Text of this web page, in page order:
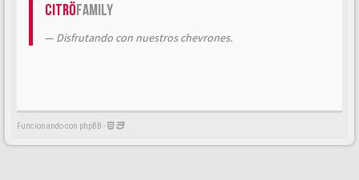
CitröFamily
Disfrutando con nuestros chevrones.
Funcionando con phpBB -